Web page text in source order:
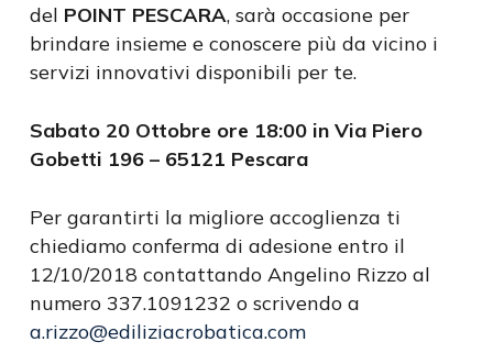
del POINT PESCARA, sarà occasione per
brindare insieme e conoscere più da vicino i
servizi innovativi disponibili per te.
Sabato 20 Ottobre ore 18:00 in Via Piero
Gobetti 196 – 65121 Pescara
Per garantirti la migliore accoglienza ti
chiediamo conferma di adesione entro il
12/10/2018 contattando Angelino Rizzo al
numero 337.1091232 o scrivendo a
a.rizzo@ediliziacrobatica.com